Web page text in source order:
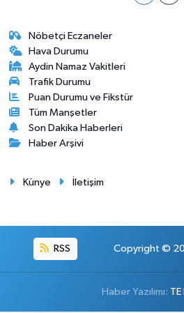
Nöbetçi Eczaneler
Hava Durumu
Aydin Namaz Vakitleri
Trafik Durumu
Puan Durumu ve Fikstür
Tüm Manşetler
Son Dakika Haberleri
Haber Arşivi
Künye İletişim
RSS Copyright ©
Haber Yazılımı: TE